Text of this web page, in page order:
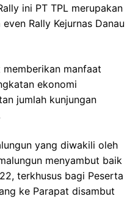
ini PT TPL merupakan
Rally Kejurnas Danau
manfaat
ekonomi
jumlah kunjungan
yang diwakili oleh
menyambut baik
terkhusus bagi Peserta
ke Parapat disambut